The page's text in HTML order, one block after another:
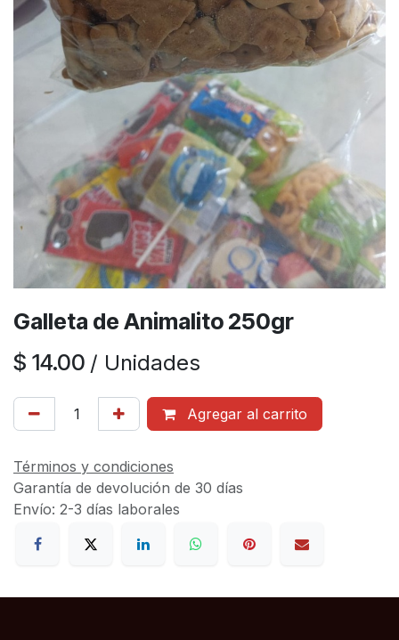
Galleta de Animalito 250gr
$ 14.00 / Unidades
Agregar al carrito
Términos y condiciones
Garantía de devolución de 30 días
Envío: 2-3 días laborales